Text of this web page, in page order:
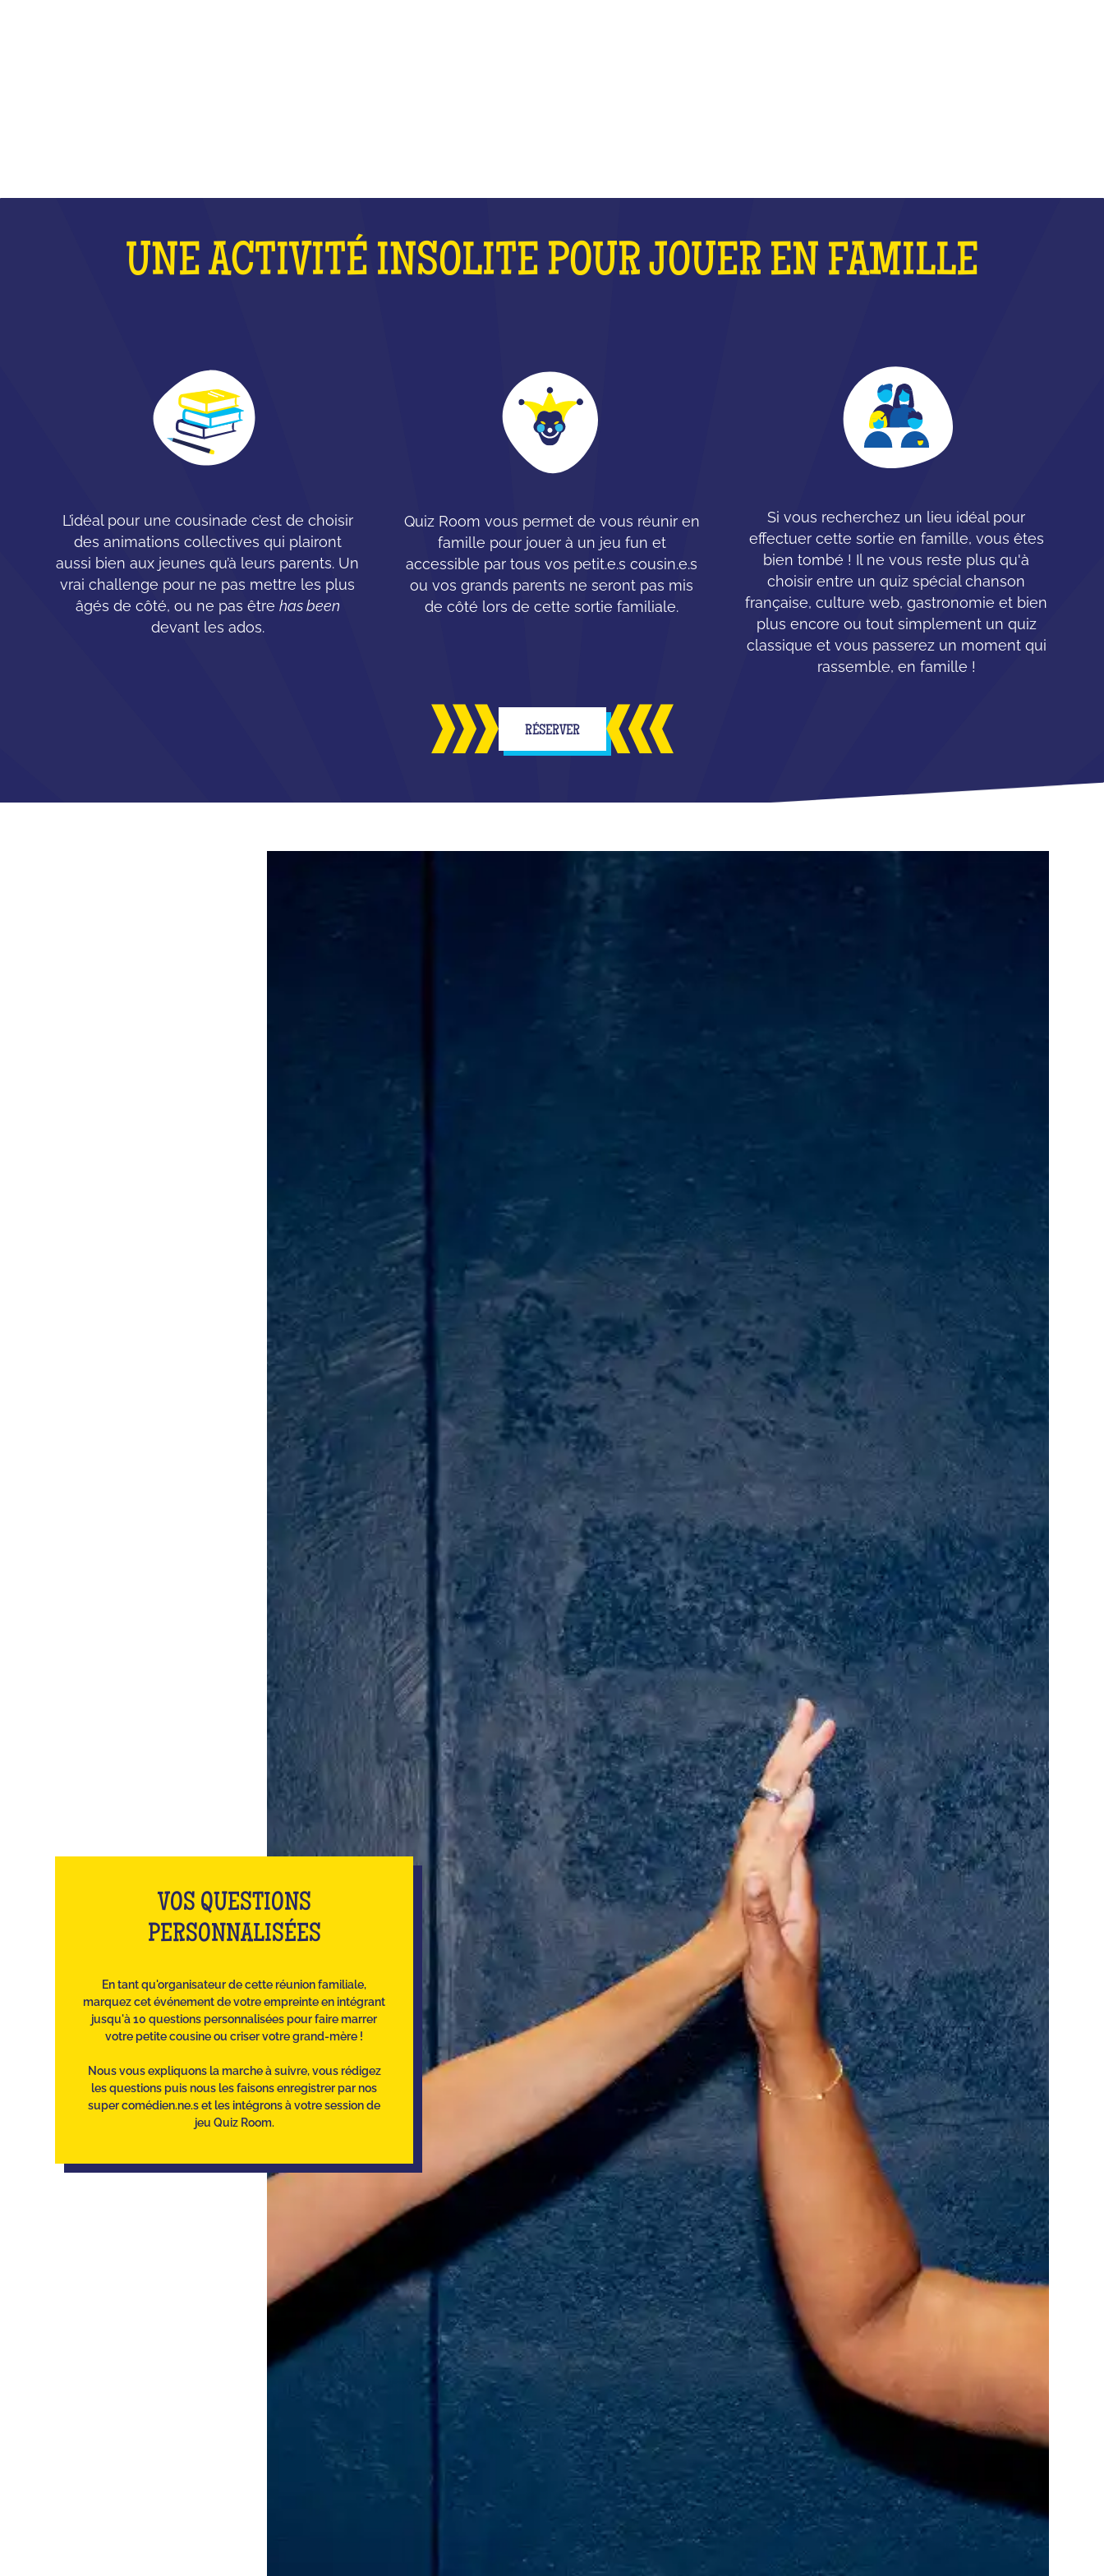
UNE ACTIVITÉ INSOLITE POUR JOUER EN FAMILLE
L’idéal pour une cousinade c’est de choisir
des animations collectives qui plairont
aussi bien aux jeunes qu’à leurs parents. Un
vrai challenge pour ne pas mettre les plus
âgés de côté, ou ne pas être has been
devant les ados.
Quiz Room vous permet de vous réunir en
famille pour jouer à un jeu fun et
accessible par tous vos petit.e.s cousin.e.s
ou vos grands parents ne seront pas mis
de côté lors de cette sortie familiale.
Si vous recherchez un lieu idéal pour
effectuer cette sortie en famille, vous êtes
bien tombé ! Il ne vous reste plus qu'à
choisir entre un quiz spécial chanson
française, culture web, gastronomie et bien
plus encore ou tout simplement un quiz
classique et vous passerez un moment qui
rassemble, en famille !
RÉSERVER
VOS QUESTIONS
PERSONNALISÉES
En tant qu'organisateur de cette réunion familiale,
marquez cet événement de votre empreinte en intégrant
jusqu'à 10 questions personnalisées pour faire marrer
votre petite cousine ou criser votre grand-mère !
Nous vous expliquons la marche à suivre, vous rédigez
les questions puis nous les faisons enregistrer par nos
super comédien.ne.s et les intégrons à votre session de
jeu Quiz Room.